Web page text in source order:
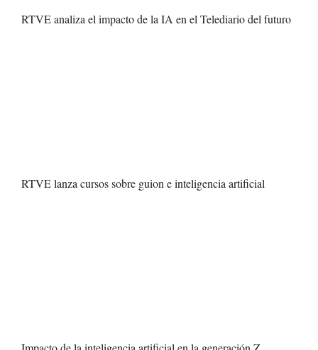
RTVE analiza el impacto de la IA en el Telediario del futuro
RTVE lanza cursos sobre guion e inteligencia artificial